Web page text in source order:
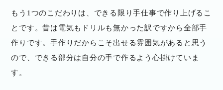
もう1つのこだわりは、できる限り手仕事で作り上げるこ
とです。昔は電気もドリルも無かった訳ですから全部手
作りです。手作りだからこそ出せる雰囲気があると思う
ので、できる部分は自分の手で作るよう心掛けていま
す。